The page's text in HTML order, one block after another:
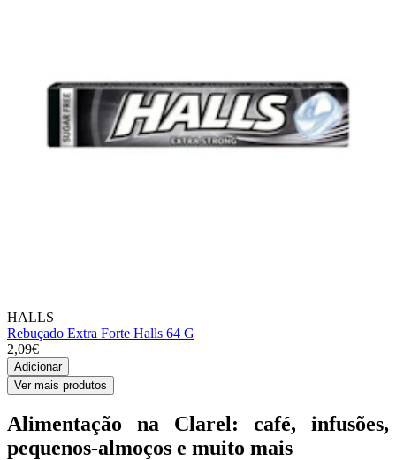
HALLS
Rebuçado Extra Forte Halls 64 G
2,09€
Adicionar
Ver mais produtos
Alimentação na Clarel: café, infusões,
pequenos-almoços e muito mais